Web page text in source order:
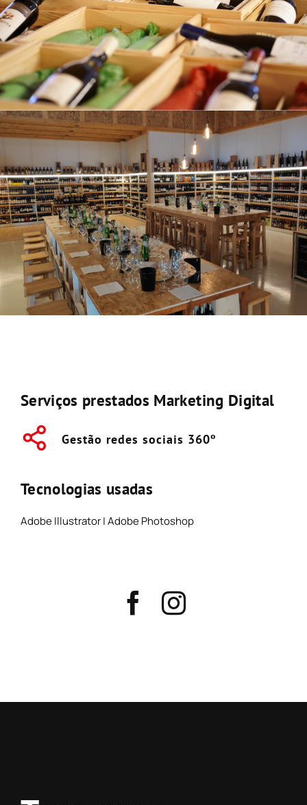
Serviços prestados Marketing Digital
Gestão redes sociais 360º
Tecnologias usadas
Adobe Illustrator | Adobe Photoshop